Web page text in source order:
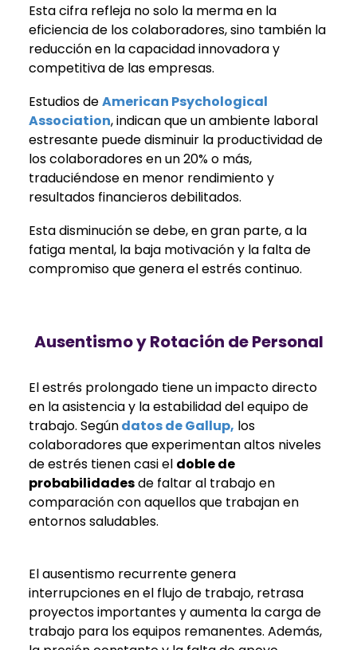
Esta cifra refleja no solo la merma en la
eficiencia de los colaboradores, sino también la
reducción en la capacidad innovadora y
competitiva de las empresas.
Estudios deAmerican Psychological
Association, indican que un ambiente laboral
estresante puede disminuir la productividad de
los colaboradores en un 20% o más,
traduciéndose en menor rendimiento y
resultados financieros debilitados.
Esta disminución se debe, en gran parte, a la
fatiga mental, la baja motivación y la falta de
compromiso que genera el estrés continuo.
Ausentismo y Rotación de Personal
El estrés prolongado tiene un impacto directo
en la asistencia y la estabilidad del equipo de
trabajo. Segúndatos de Gallup, los
colaboradores que experimentan altos niveles
de estrés tienen casi el doble de
probabilidadesde faltar al trabajo en
comparación con aquellos que trabajan en
entornos saludables.
El ausentismo recurrente genera
interrupciones en el flujo de trabajo, retrasa
proyectos importantes y aumenta la carga de
trabajo para los equipos remanentes. Además,